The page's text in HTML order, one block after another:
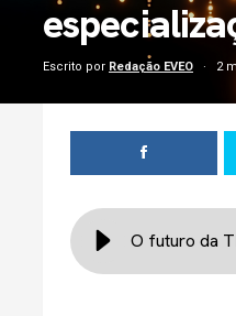
Escrito por Redação EVEO 2